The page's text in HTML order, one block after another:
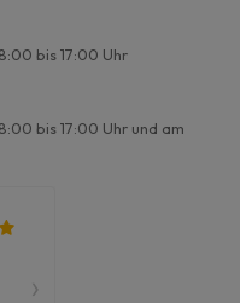
bis 17:00 Uhr
bis 17:00 Uhr und am